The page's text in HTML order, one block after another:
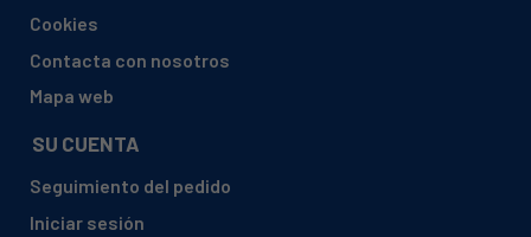
ARISTON, A6VMH 60 X 25848090000
ARISTON, A6VMH60 (X) AUS 869991538250
Cookies
Contacta con nosotros
Mapa web
SU CUENTA
Seguimiento del pedido
Iniciar sesión